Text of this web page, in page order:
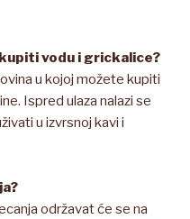
vodu i grickalice?
u kojoj možete kupiti
Ispred ulaza nalazi se
u izvrsnoj kavi i
održavat će se na